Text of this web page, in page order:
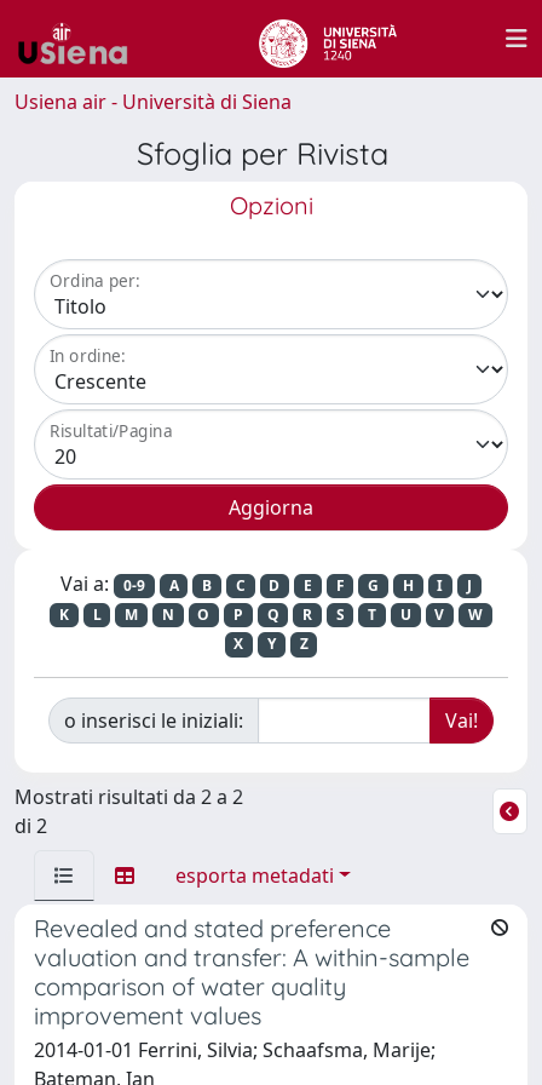
Usiena air - Università di Siena
Sfoglia per Rivista
Opzioni
Ordina per:
In ordine:
Risultati/Pagina
Vai a: 0-9 A B C D E F G H I
J
K
L M N O P Q R S T U V
W
X
Y Z
o inserisci le iniziali:
Mostrati risultati da 2 a 2
di 2
esporta metadati
Revealed and stated preference
valuation and transfer: A within-sample
comparison of water quality
improvement values
2014-01-01 Ferrini, Silvia; Schaafsma, Marije;
Bateman, Ian